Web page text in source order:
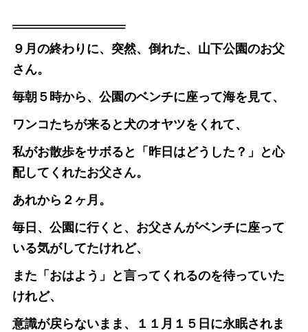
９月の終わりに、突然、倒れた、山下公園のお父
さん。
毎朝５時から、公園のベンチに座って海を見て、
ワンコたちが来ると犬のオヤツをくれて、
私がお散歩をサボると「昨日はどうした？」と心
配してくれたお父さん。
あれから２ヶ月。
毎日、公園に行くと、お父さんがベンチに座って
いる気がしてたけれど、
また「おはよう」と言ってくれるのを待っていた
けれど、
意識が戻らないまま、１１月１５日に永眠されま